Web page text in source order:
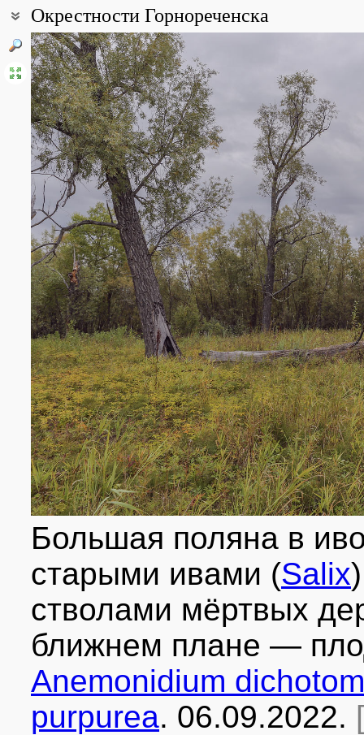
Окрестности Горнореченска
Координаты:
61° 50′ 52.58″ с.ш., 67° 30′ 22.72″ в.д. (смотреть на картах
Все фотографии(35) Фото растений и лишайников(144)
Большая поляна в
старыми ивами (Salix
стволами мёртвых
ближнем плане —
Anemonidium
purpurea. 06.09.2022.